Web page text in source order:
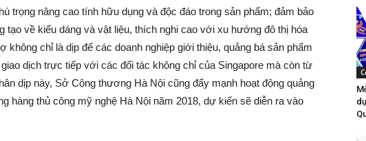
trọng nâng cao tính hữu dụng và độc đáo trong sản phẩm; đảm bảo
tạo về kiểu dáng và vật liệu, thích nghi cao với xu hướng đô thị hóa
không chỉ là dịp để các doanh nghiệp giới thiệu, quảng bá sản phẩm
dịch trực tiếp với các đối tác không chỉ của Singapore mà còn từ
dịp này, Sở Công thương Hà Nội cũng đẩy mạnh hoạt động quảng
hàng thủ công mỹ nghệ Hà Nội năm 2018, dự kiến sẽ diễn ra vào